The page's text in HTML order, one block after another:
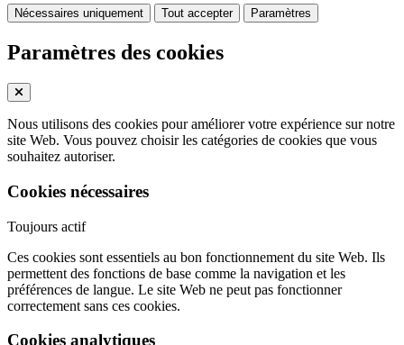
Nécessaires uniquement Tout accepter Paramètres
Paramètres des cookies
Nous utilisons des cookies pour améliorer votre expérience sur notre
site Web. Vous pouvez choisir les catégories de cookies que vous
souhaitez autoriser.
Cookies nécessaires
Toujours actif
Ces cookies sont essentiels au bon fonctionnement du site Web. Ils
permettent des fonctions de base comme la navigation et les
préférences de langue. Le site Web ne peut pas fonctionner
correctement sans ces cookies.
Cookies analytiques